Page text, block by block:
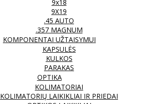
9x18
9X19
.45 AUTO
.357 MAGNUM
KOMPONENTAI UŽTAISYMUI
KAPSULĖS
KULKOS
PARAKAS
OPTIKA
KOLIMATORIAI
KOLIMATORIŲ LAIKIKLIAI IR PRIEDAI